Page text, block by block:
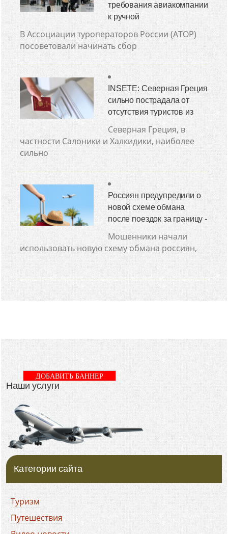
требования авиакомпании
к ручной
В Ассоциации туроператоров России (АТОР)
посоветовали начинать сбор
INSETE: Северная Греция
сильно пострадала от
отсутствия туристов из
Северная Греция, в
частности Салоники и Халкидики, наиболее
сильно
Россиян предупредили о
новой схеме обмана
после поездок за границу -
Мошенники начали
использовать новую схему обмана россиян,
Наши услуги
ДОБАВИТЬ БАННЕР
Категории сайта
Туризм
Путешествия